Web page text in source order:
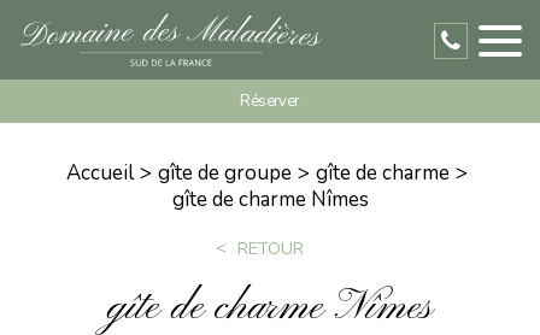
Réserver
Accueil gîte de groupe
gîte de charme
gîte de charme Nîmes
RETOUR
gîte de charme Nîmes